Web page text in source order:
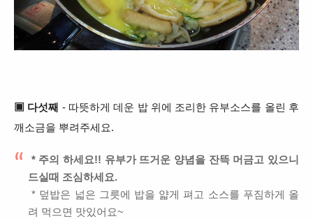
▣ 다섯째 - 따뜻하게 데운 밥 위에 조리한 유부소스를 올린 후
깨소금을 뿌려주세요.
* 주의 하세요!! 유부가 뜨거운 양념을 잔뜩 머금고 있으니
드실때 조심하세요.
* 덮밥은 넓은 그릇에 밥을 얇게 펴고 소스를 푸짐하게 올
려 먹으면 맛있어요~